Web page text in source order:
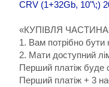
«КУПІВЛЯ
1. Вам потрібно бути
2. Мати доступний
Перший платіж буде
Перший платіж + 3